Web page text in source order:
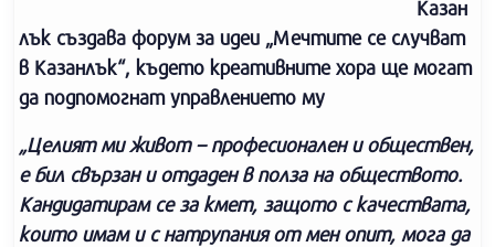
Казан
лък създава форум за идеи „Мечтите се случват
в Казанлък“, където креативните хора ще могат
да подпомогнат управлението му
„Целият ми живот – професионален и обществен,
е бил свързан и отдаден в полза на обществото.
Кандидатирам се за кмет, защото с качествата,
които имам и с натрупания от мен опит, мога да